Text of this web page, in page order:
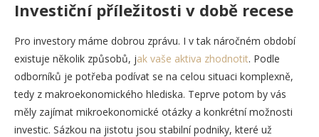
Investiční příležitosti v době recese
Pro investory máme dobrou zprávu. I v tak náročném období
existuje několik způsobů, jak vaše aktiva zhodnotit. Podle
odborníků je potřeba podívat se na celou situaci komplexně,
tedy z makroekonomického hlediska. Teprve potom by vás
měly zajímat mikroekonomické otázky a konkrétní možnosti
investic. Sázkou na jistotu jsou stabilní podniky, které už